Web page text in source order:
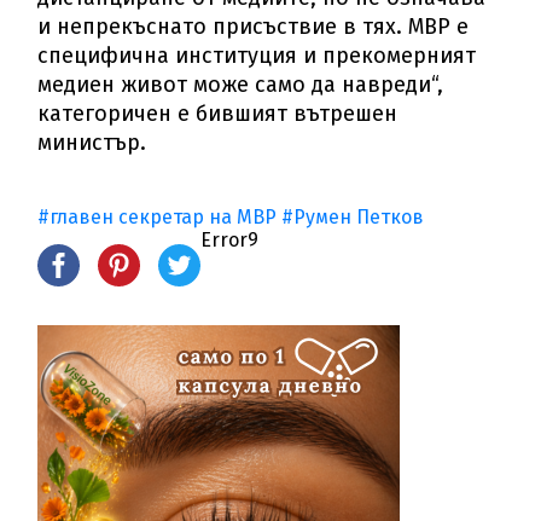
и непрекъснато присъствие в тях. МВР е
специфична институция и прекомерният
медиен живот може само да навреди“,
категоричен е бившият вътрешен
министър.
#главен секретар на МВР #Румен Петков
Error9